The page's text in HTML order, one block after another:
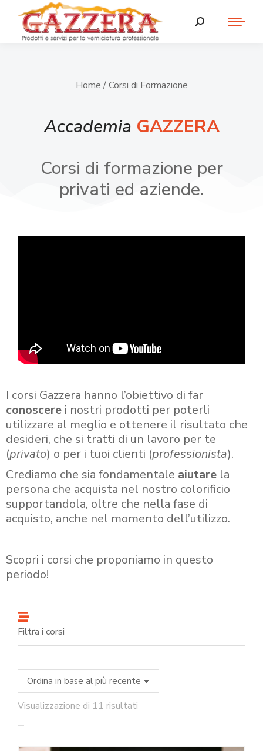
Home / Corsi di Formazione
Accademia GAZZERA
Corsi di formazione per
privati ed aziende.
I corsi Gazzera hanno l’obiettivo di far
conoscere i nostri prodotti per poterli
utilizzare al meglio e ottenere il risultato che
desideri, che si tratti di un lavoro per te
(privato) o per i tuoi clienti (professionista).
Crediamo che sia fondamentale aiutare la
persona che acquista nel nostro colorificio
supportandola, oltre che nella fase di
acquisto, anche nel momento dell’utilizzo.
Scopri i corsi che proponiamo in questo
periodo!
Filtra i corsi
Visualizzazione di 11 risultati